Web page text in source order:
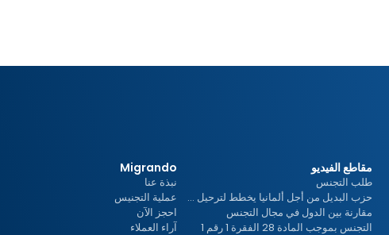
ي
د
ي مقاطع الفيديو
طلب التجنس
حزب البديل من أجل ألمانيا يخطط لترحيل جماعي
مقارنة بين الدول في مجال التجنس
التجنس بموجب المادة 28 الفقرة 1 رقم 1
Migrando
نبذة عنا
عملية التجنيس
احجز الآن
آراء العملاء